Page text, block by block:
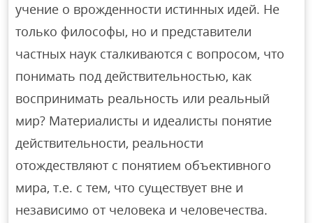
учение о врожденности истинных идей. Не
только философы, но и представители
частных наук сталкиваются с вопросом, что
понимать под действительностью, как
воспринимать реальность или реальный
мир? Материалисты и идеалисты понятие
действительности, реальности
отождествляют с понятием объективного
мира, т.е. с тем, что существует вне и
независимо от человека и человечества.